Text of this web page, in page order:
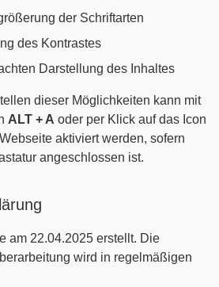
der Schriftarten
des Kontrastes
Darstellung des Inhaltes
dieser Möglichkeiten kann mit
ALT + A oder per Klick auf das Icon
aktiviert werden, sofern
angeschlossen ist.
am 22.04.2025 erstellt. Die
wird in regelmäßigen